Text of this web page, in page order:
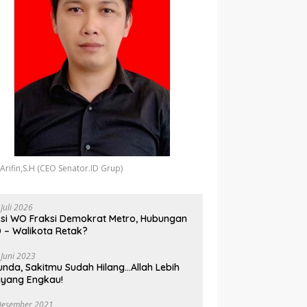
(CEO Senator.ID Grup)
2026
WO Fraksi Demokrat Metro, Hubungan
– Walikota Retak?
2023
Sakitmu Sudah Hilang…Allah Lebih
Engkau!
2021